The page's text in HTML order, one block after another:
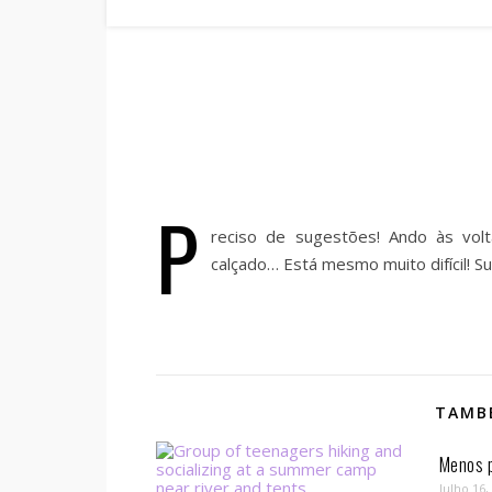
P
reciso de sugestões! Ando às
calçado… Está mesmo muito difícil!
Menos
Julho 16,